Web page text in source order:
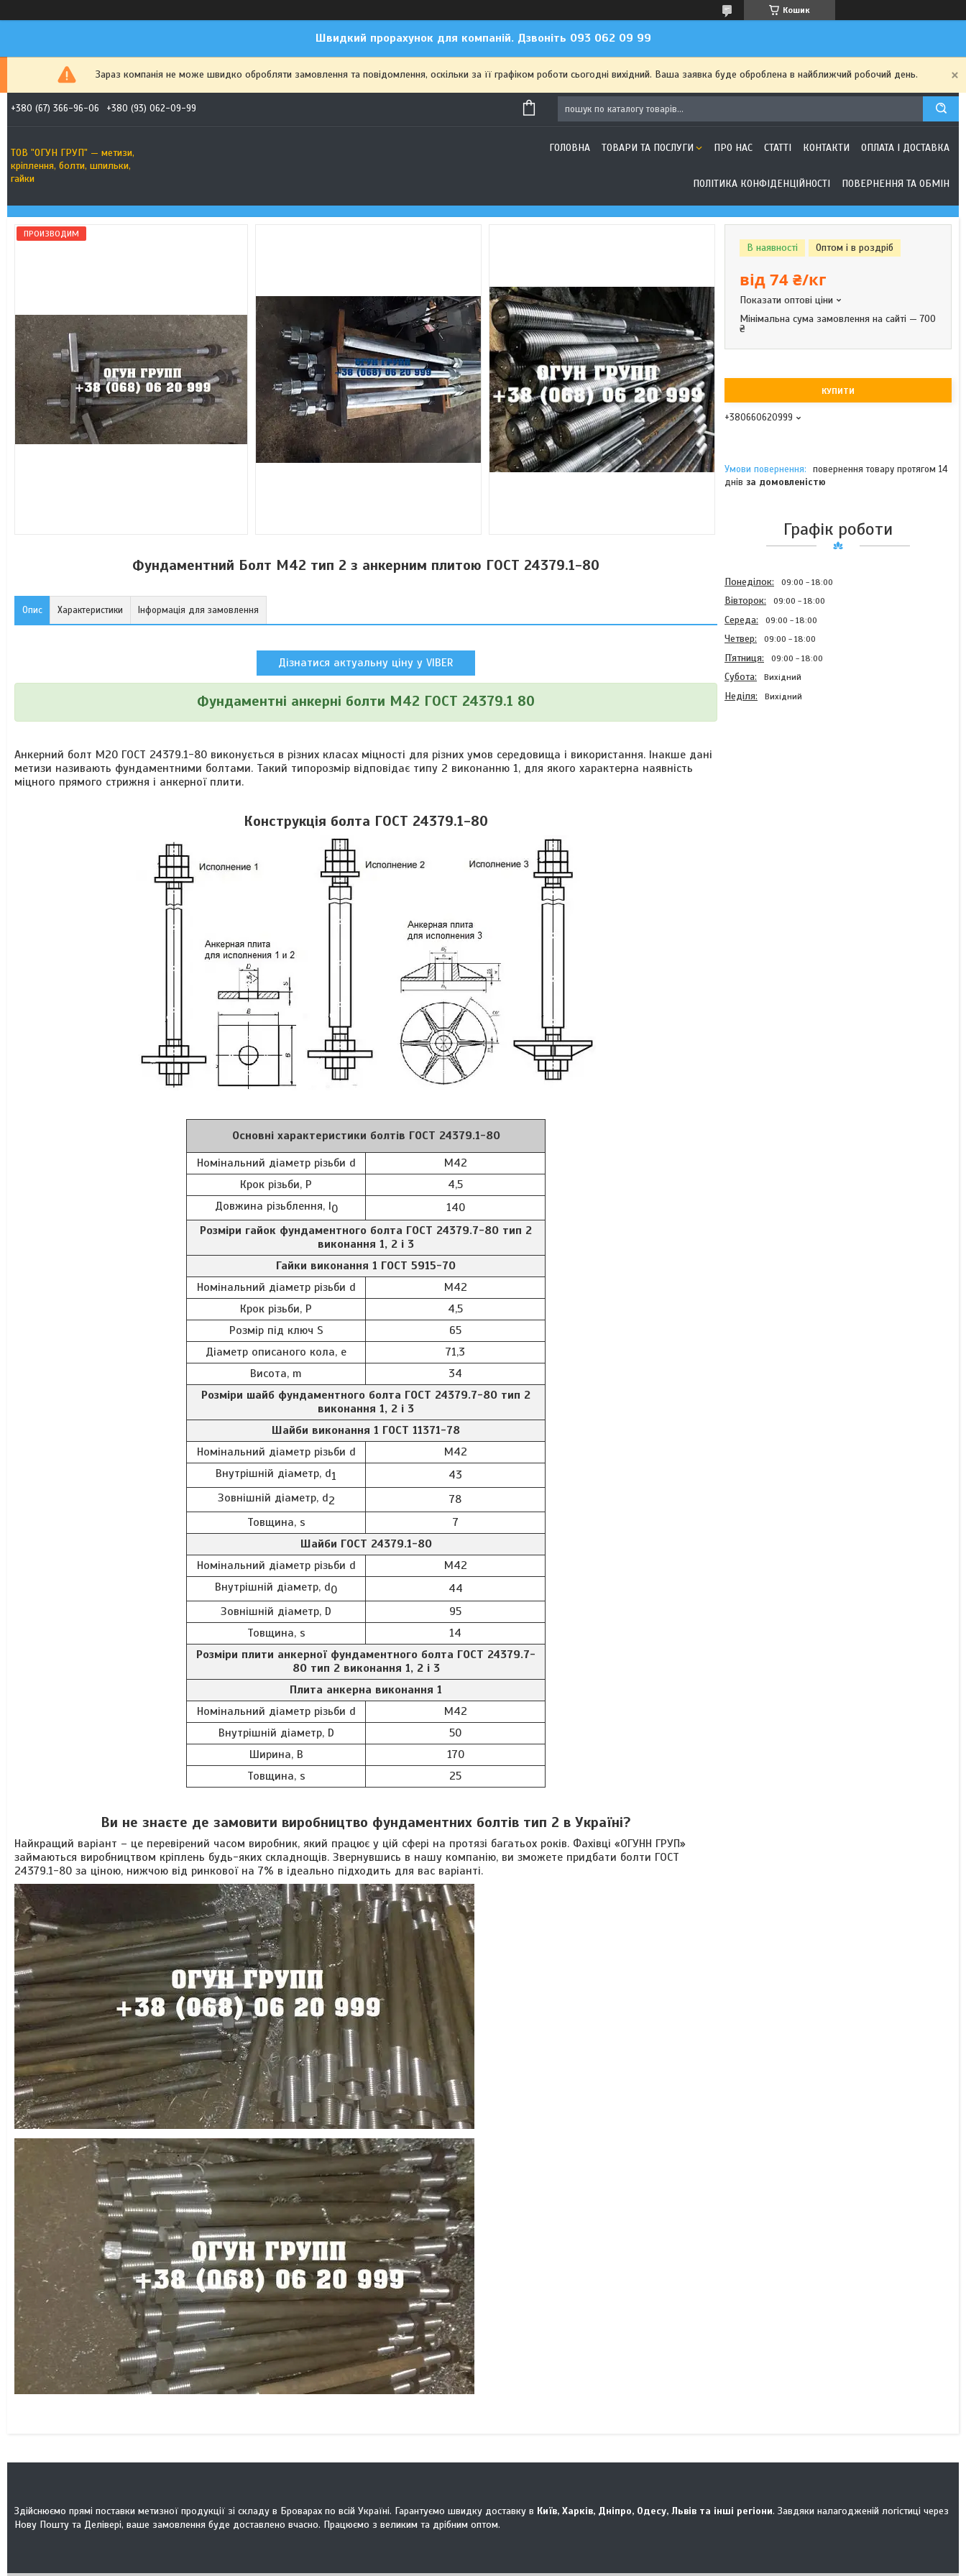
Кошик
Швидкий прорахунок для компаній. Дзвоніть 093 062 09 99
Зараз компанія не може швидко обробляти замовлення та повідомлення, оскільки за її графіком роботи сьогодні вихідний. Ваша заявка буде оброблена в найближчий робочий день.
+380 (67) 366-96-06 +380 (93) 062-09-99
ТОВ "ОГУН ГРУП" — метизи,
кріплення, болти, шпильки,
гайки
ГОЛОВНА ТОВАРИ ТА ПОСЛУГИ ПРО НАС СТАТТІ КОНТАКТИ ОПЛАТА І ДОСТАВКА
ПОЛІТИКА КОНФІДЕНЦІЙНОСТІ ПОВЕРНЕННЯ ТА ОБМІН
ПРОИЗВОДИМ
Фундаментний Болт М42 тип 2 з анкерним плитою ГОСТ 24379.1-80
Опис Характеристики Інформація для замовлення
Дізнатися актуальну ціну у VIBER
Фундаментні анкерні болти М42 ГОСТ 24379.1 80
Анкерний болт М20 ГОСТ 24379.1-80 виконується в різних класах міцності для різних умов середовища і використання. Інакше дані
метизи називають фундаментними болтами. Такий типорозмір відповідає типу 2 виконанню 1, для якого характерна наявність
міцного прямого стрижня і анкерної плити.
Конструкція болта ГОСТ 24379.1-80
Основні характеристики болтів ГОСТ 24379.1-80
Номінальний діаметр різьби d
М42
Крок різьби, P
4,5
Довжина різьблення, l0
140
Розміри гайок фундаментного болта ГОСТ 24379.7-80 тип 2
виконання 1, 2 і 3
Гайки виконання 1 ГОСТ 5915-70
Номінальний діаметр різьби d
М42
Крок різьби, P
4,5
Розмір під ключ S
65
Діаметр описаного кола, e
71,3
Висота, m
34
Розміри шайб фундаментного болта ГОСТ 24379.7-80 тип 2
виконання 1, 2 і 3
Шайби виконання 1 ГОСТ 11371-78
Номінальний діаметр різьби d
М42
Внутрішній діаметр, d1
43
Зовнішній діаметр, d2
78
Товщина, s
7
Шайби ГОСТ 24379.1-80
Номінальний діаметр різьби d
М42
Внутрішній діаметр, d0
44
Зовнішній діаметр, D
95
Товщина, s
14
Розміри плити анкерної фундаментного болта ГОСТ 24379.7-
80 тип 2 виконання 1, 2 і 3
Плита анкерна виконання 1
Номінальний діаметр різьби d
М42
Внутрішній діаметр, D
50
Ширина, B
170
Товщина, s
25
Ви не знаєте де замовити виробництво фундаментних болтів тип 2 в Україні?
Найкращий варіант – це перевірений часом виробник, який працює у цій сфері на протязі багатьох років. Фахівці «ОГУНН ГРУП»
займаються виробництвом кріплень будь-яких складнощів. Звернувшись в нашу компанію, ви зможете придбати болти ГОСТ
24379.1-80 за ціною, нижчою від ринкової на 7% в ідеально підходить для вас варіанті.
В наявності Оптом і в роздріб
від 74 ₴/кг
Показати оптові ціни
Мінімальна сума замовлення на сайті — 700
₴
КУПИТИ
+380660620999
повернення товару протягом 14
днів за домовленістю
Графік роботи
Понеділок 09:00 18:00
Вівторок 09:00 18:00
Середа 09:00 18:00
Четвер 09:00 18:00
Пʼятниця 09:00 18:00
Субота Вихідний
Неділя Вихідний
Здійснюємо прямі поставки метизної продукції зі складу в Броварах по всій Україні. Гарантуємо швидку доставку в Київ, Харків, Дніпро, Одесу, Львів та інші регіони. Завдяки налагодженій логістиці через
Нову Пошту та Делівері, ваше замовлення буде доставлено вчасно. Працюємо з великим та дрібним оптом.